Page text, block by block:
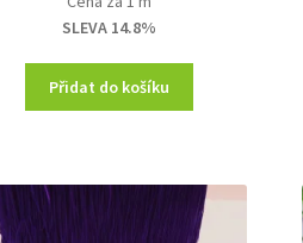
was:
230,00 Kč.
SLEVA 14.8%
Přidat do košíku